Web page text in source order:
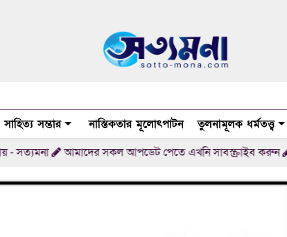
সাহিত্য সম্ভার নাস্তিকতার মূলোৎপাটন তুলনামূলক ধর্মতত্ত্ব
আমাদের সকল আপডেট পেতে এখনি সাবস্ক্রাইব করুন